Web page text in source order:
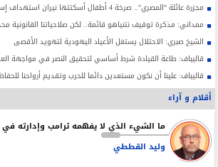
مجزرة عائلة "المصري".. صرخة 4 أطفال أسكتتها نيران استهداف إسرائيلي
ممداني: مذكرة توقيف نتنياهو قائمة.. لكن صلاحياتنا القانونية
الشيخ صبري: الاحتلال يستغل الأعياد اليهودية لتهويد الأقصى
قاليباف: طاعة القيادة شرط أساسي لتحقيق النصر في مواجهة
قاليباف: علينا أن نكون مستعدين دائما للحرب وتقديم أرواحنا
أقلام و آراء
ما الشيء الذي لا يفهمه ترامب وإدارته في
وليد القططي